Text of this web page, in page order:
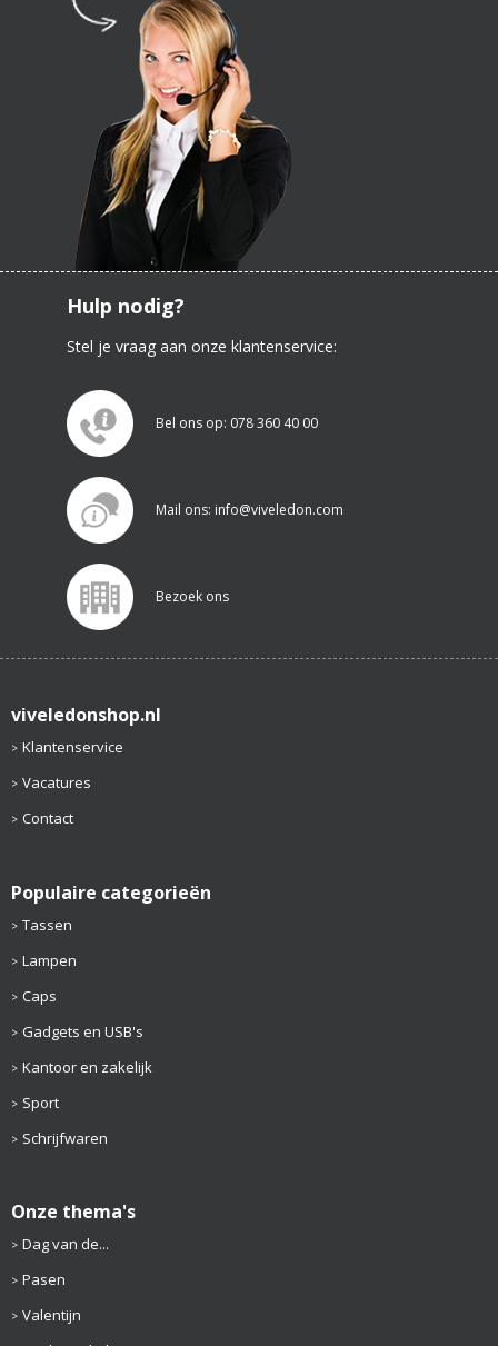
Hulp nodig?
Stel je vraag aan onze klantenservice:
Bel ons op: 078 360 40 00
Mail ons: info@viveledon.com
Bezoek ons
viveledonshop.nl
Klantenservice
Vacatures
Contact
Populaire categorieën
Tassen
Lampen
Caps
Gadgets en USB's
Kantoor en zakelijk
Sport
Schrijfwaren
Onze thema's
Dag van de...
Pasen
Valentijn